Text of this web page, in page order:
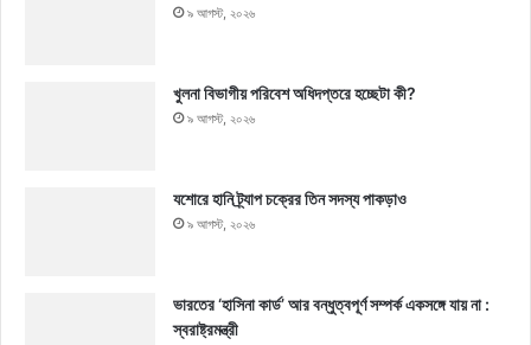
৯ আগস্ট, ২০২৬
খুলনা বিভাগীয় পরিবেশ অধিদপ্তরে হচ্ছেটা কী?
৯ আগস্ট, ২০২৬
যশোরে হানি ট্র্যাপ চক্রের তিন সদস্য পাকড়াও
৯ আগস্ট, ২০২৬
ভারতের ‘হাসিনা কার্ড’ আর বন্ধুত্বপূর্ণ সম্পর্ক একসঙ্গে যায় না :
স্বরাষ্ট্রমন্ত্রী